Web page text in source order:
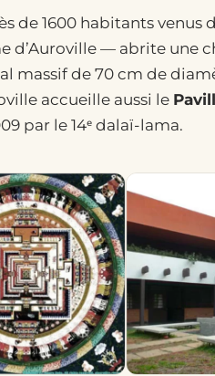
1600 habitants venus
d’Auroville — abrite une
massif de 70 cm de
accueille aussi le
par le 14ᵉ dalaï-lama.